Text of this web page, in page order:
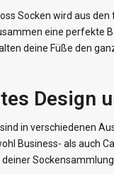
Socken wird aus
eine perfekte
deine Füße den
Design
in verschiedenen
Business- als auch